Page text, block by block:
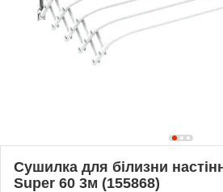
Сушилка для білизни
Super 60 3м (155868)